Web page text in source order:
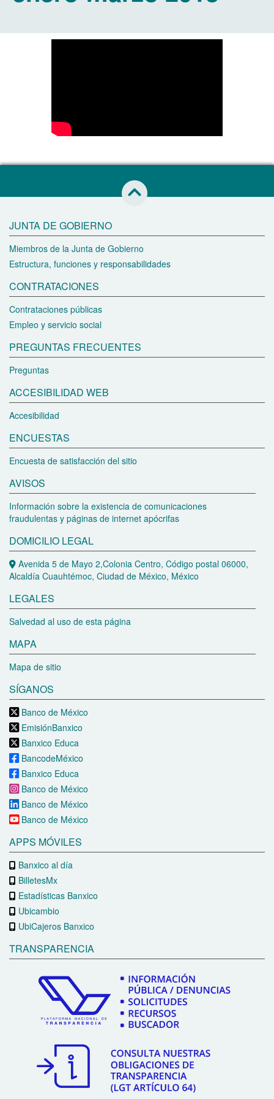
JUNTA DE GOBIERNO
Miembros de la Junta de Gobierno
Estructura, funciones y responsabilidades
CONTRATACIONES
Contrataciones públicas
Empleo y servicio social
PREGUNTAS FRECUENTES
Preguntas
ACCESIBILIDAD WEB
Accesibilidad
ENCUESTAS
Encuesta de satisfacción del sitio
AVISOS
Información sobre la existencia de comunicaciones
fraudulentas y páginas de internet apócrifas
DOMICILIO LEGAL
Avenida 5 de Mayo 2,Colonia Centro, Código postal 06000,
Alcaldía Cuauhtémoc, Ciudad de México, México
LEGALES
Salvedad al uso de esta página
MAPA
Mapa de sitio
SÍGANOS
Banco de México
EmisiónBanxico
Banxico Educa
BancodeMéxico
Banxico Educa
Banco de México
Banco de México
Banco de México
APPS MÓVILES
Banxico al día
BilletesMx
Estadísticas Banxico
Ubicambio
UbiCajeros Banxico
TRANSPARENCIA